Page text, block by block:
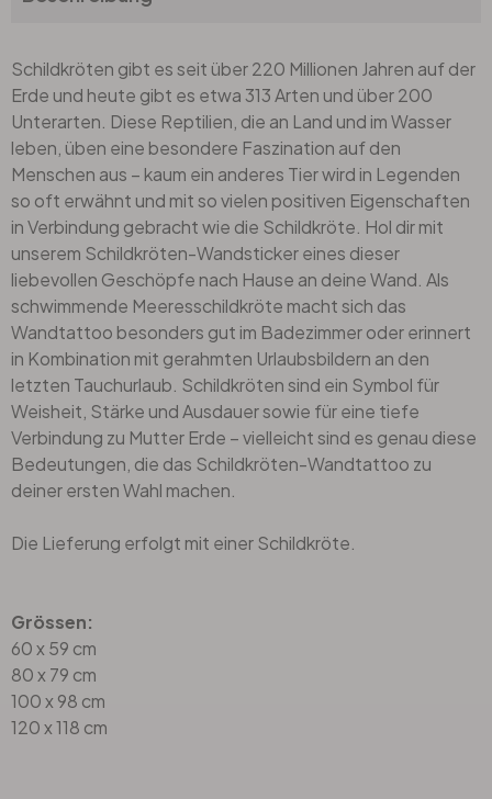
Schildkröten gibt es seit über 220 Millionen Jahren auf der
Erde und heute gibt es etwa 313 Arten und über 200
Unterarten. Diese Reptilien, die an Land und im Wasser
leben, üben eine besondere Faszination auf den
Menschen aus – kaum ein anderes Tier wird in Legenden
so oft erwähnt und mit so vielen positiven Eigenschaften
in Verbindung gebracht wie die Schildkröte. Hol dir mit
unserem Schildkröten-Wandsticker eines dieser
liebevollen Geschöpfe nach Hause an deine Wand. Als
schwimmende Meeresschildkröte macht sich das
Wandtattoo besonders gut im Badezimmer oder erinnert
in Kombination mit gerahmten Urlaubsbildern an den
letzten Tauchurlaub. Schildkröten sind ein Symbol für
Weisheit, Stärke und Ausdauer sowie für eine tiefe
Verbindung zu Mutter Erde – vielleicht sind es genau diese
Bedeutungen, die das Schildkröten-Wandtattoo zu
deiner ersten Wahl machen.
Die Lieferung erfolgt mit einer Schildkröte.
Grössen:
60 x 59 cm
80 x 79 cm
100 x 98 cm
120 x 118 cm